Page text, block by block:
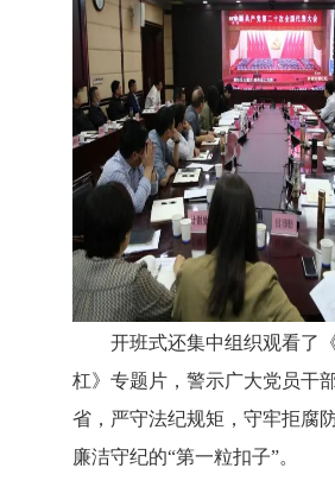
开班式还集中组织观看了
杠》专题片，警示广大党员干
省，严守法纪规矩，守牢拒腐
廉洁守纪的“第一粒扣子”。